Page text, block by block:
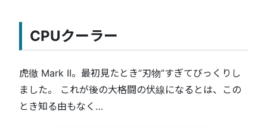
CPUクーラー
虎徹 Mark II。最初見たとき”刃物”すぎてびっくりし
ました。 これが後の大格闘の伏線になるとは、この
とき知る由もなく…